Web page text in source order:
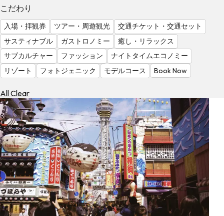
調
べ
る
天
気
を
見
る
こだわり
入場・拝観券 ツアー・周遊観光
交通チケット・交通セット
サスティナブル
ガストロノミー
癒し・リラックス
サブカルチャー
ファッション
ナイトタイムエコノミー
リゾート
フォトジェニック モデルコース Book Now
All Clear